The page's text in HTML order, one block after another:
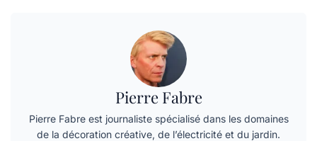
Pierre Fabre
Pierre Fabre est journaliste spécialisé dans les domaines
de la décoration créative, de l’électricité et du jardin.